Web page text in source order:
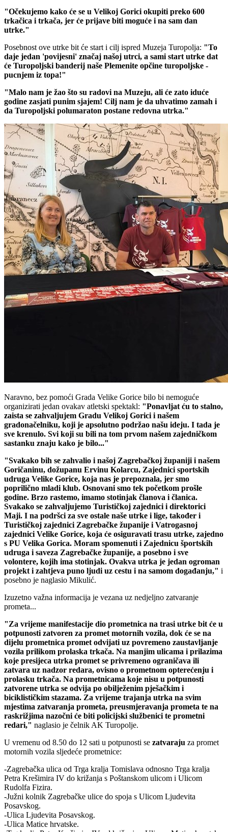
"Očekujemo kako će se u Velikoj Gorici okupiti preko 600
trkačica i trkača, jer će prijave biti moguće i na sam dan
utrke."
Posebnost ove utrke bit će start i cilj ispred Muzeja Turopolja: "To
daje jedan 'povijesni' značaj našoj utrci, a sami start utrke dat
će Turopoljski banderij naše Plemenite opčine turopoljske -
pucnjem iz topa!"
"Malo nam je žao što su radovi na Muzeju, ali će zato iduće
godine zasjati punim sjajem! Cilj nam je da uhvatimo zamah i
da Turopoljski polumaraton postane redovna utrka."
Naravno, bez pomoći Grada Velike Gorice bilo bi nemoguće
organizirati jedan ovakav atletski spektakl: "Ponavljat ću to stalno,
zaista se zahvaljujem Gradu Velikoj Gorici i našem
gradonačelniku, koji je apsolutno podržao našu ideju. I tada je
sve krenulo. Svi koji su bili na tom prvom našem zajedničkom
sastanku znaju kako je bilo..."
"Svakako bih se zahvalio i našoj Zagrebačkoj županiji i našem
Goričaninu, dožupanu Ervinu Kolarcu, Zajednici sportskih
udruga Velike Gorice, koja nas je prepoznala, jer smo
poprilično mladi klub. Osnovani smo tek početkom prošle
godine. Brzo rastemo, imamo stotinjak članova i članica.
Svakako se zahvaljujemo Turističkoj zajednici i direktorici
Maji. I na podršci za sve ostale naše utrke i lige, također i
Turističkoj zajednici Zagrebačke županije i Vatrogasnoj
zajednici Velike Gorice, koja će osiguravati trasu utrke, zajedno
s PU Velika Gorica. Moram spomenuti i Zajednicu športskih
udruga i saveza Zagrebačke županije, a posebno i sve
volontere, kojih ima stotinjak. Ovakva utrka je jedan ogroman
projekt i zahtjeva puno ljudi uz cestu i na samom događanju," i
posebno je naglasio Mikulić.
Izuzetno važna informacija je vezana uz nedjeljno zatvaranje
prometa...
"Za vrijeme manifestacije dio prometnica na trasi utrke bit će u
potpunosti zatvoren za promet motornih vozila, dok će se na
dijelu prometnica promet odvijati uz povremeno zaustavljanje
vozila prilikom prolaska trkača. Na manjim ulicama i prilazima
koje presijeca utrka promet se privremeno ograničava ili
zatvara uz nadzor redara, ovisno o prometnom opterećenju i
prolasku trkača. Na prometnicama koje nisu u potpunosti
zatvorene utrka se odvija po obilježenim pješačkim i
biciklističkim stazama. Za vrijeme trajanja utrka na svim
mjestima zatvaranja prometa, preusmjeravanja prometa te na
raskrižjima nazočni će biti policijski službenici te prometni
redari," naglasio je čelnik AK Turopolje.
U vremenu od 8.50 do 12 sati u potpunosti se zatvaraju za promet
motornih vozila sljedeće prometnice:
-Zagrebačka ulica od Trga kralja Tomislava odnosno Trga kralja
Petra Krešimira IV do križanja s Poštanskom ulicom i Ulicom
Rudolfa Fizira.
-Južni kolnik Zagrebačke ulice do spoja s Ulicom Ljudevita
Posavskog.
-Ulica Ljudevita Posavskog.
-Ulica Matice hrvatske.